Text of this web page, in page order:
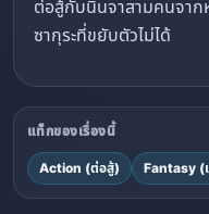
ต่อสู้กับนินจาสามคนจาก
ซากุระที่ขยับตัวไม่ได้
แท็กของเรื่องนี้
Action (ต่อสู้) Fantasy (